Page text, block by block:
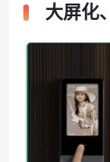
大屏化